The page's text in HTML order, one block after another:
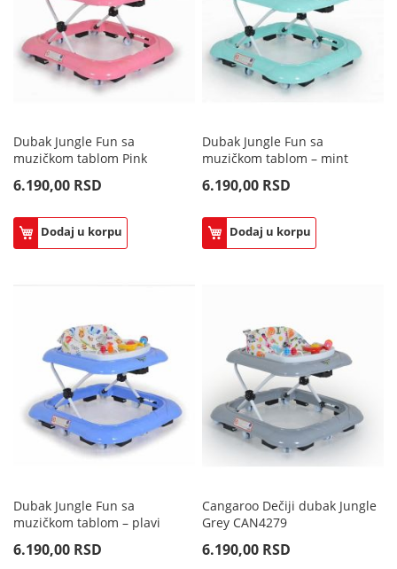
Dubak Jungle Fun sa
muzičkom tablom Pink
6.190,00 RSD
Dodaj u korpu
Dubak Jungle Fun sa
muzičkom tablom – mint
6.190,00 RSD
Dodaj u korpu
Dubak Jungle Fun sa
muzičkom tablom – plavi
6.190,00 RSD
Cangaroo Dečiji dubak Jungle
Grey CAN4279
6.190,00 RSD